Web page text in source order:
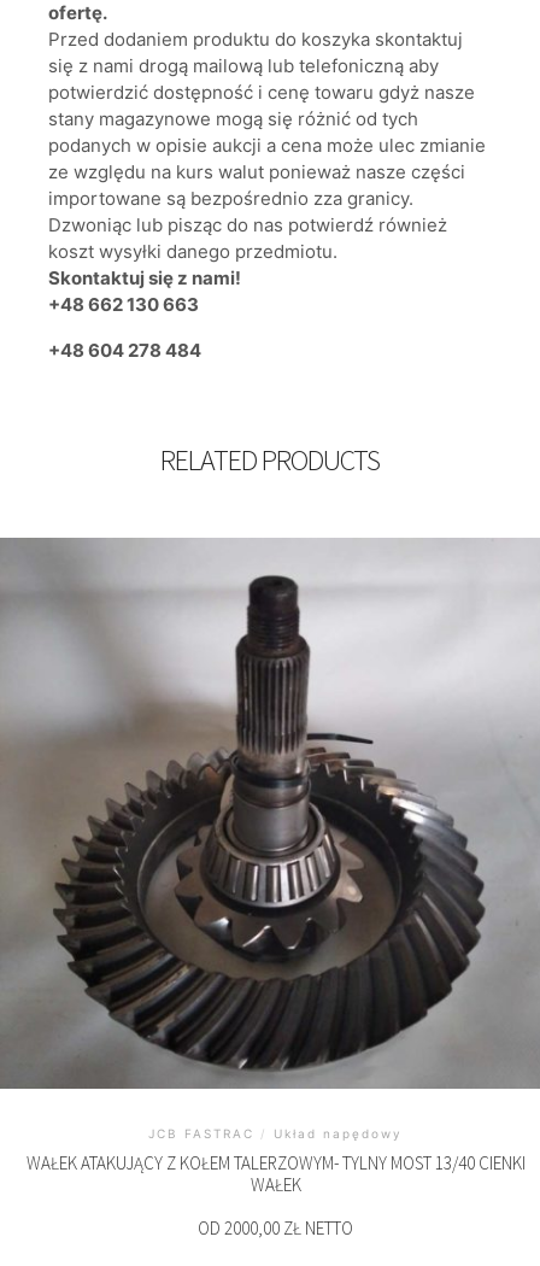
ofertę.
Przed dodaniem produktu do koszyka skontaktuj
się z nami drogą mailową lub telefoniczną aby
potwierdzić dostępność i cenę towaru gdyż nasze
stany magazynowe mogą się różnić od tych
podanych w opisie aukcji a cena może ulec zmianie
ze względu na kurs walut ponieważ nasze części
importowane są bezpośrednio zza granicy.
Dzwoniąc lub pisząc do nas potwierdź również
koszt wysyłki danego przedmiotu.
Skontaktuj się z nami!
+48 662 130 663
+48 604 278 484
RELATED PRODUCTS
JCB FASTRAC / Układ napędowy
WAŁEK ATAKUJĄCY Z KOŁEM TALERZOWYM- TYLNY MOST 13/40 CIENKI
WAŁEK
OD 2000,00 ZŁ NETTO